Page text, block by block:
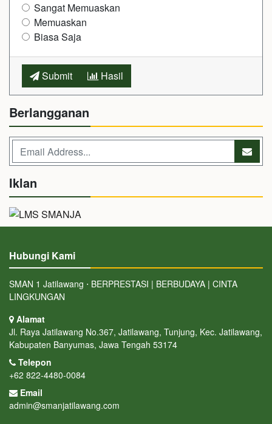
Sangat Memuaskan
Memuaskan
Biasa Saja
Submit Hasil
Berlangganan
Iklan
Hubungi Kami
SMAN 1 Jatilawang ⋅ BERPRESTASI | BERBUDAYA | CINTA
LINGKUNGAN
Alamat
Jl. Raya Jatilawang No.367, Jatilawang, Tunjung, Kec. Jatilawang,
Kabupaten Banyumas, Jawa Tengah 53174
Telepon
+62 822-4480-0084
Email
admin@smanjatilawang.com